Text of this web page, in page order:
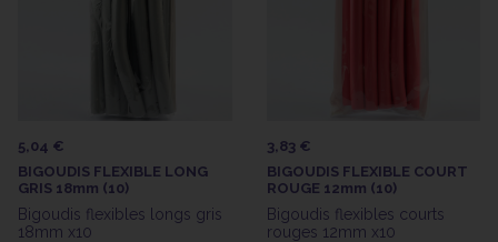
5,04 €
BIGOUDIS FLEXIBLE LONG
GRIS 18mm (10)
Bigoudis flexibles longs gris
18mm x10
3,83 €
BIGOUDIS FLEXIBLE COURT
ROUGE 12mm (10)
Bigoudis flexibles courts
rouges 12mm x10